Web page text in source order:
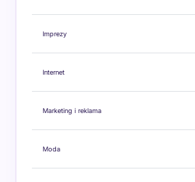
Imprezy
Internet
Marketing i reklama
Moda